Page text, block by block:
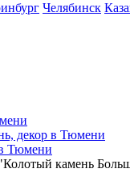
Челябинск
декор в Тюмени
Тюмени
камень